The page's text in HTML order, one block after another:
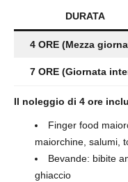
DURATA
4 ORE (Mezza
7 ORE (Giornata
Il noleggio di 4 ore
Finger food
maiorchine, salumi,
Bevande: bibite
ghiaccio